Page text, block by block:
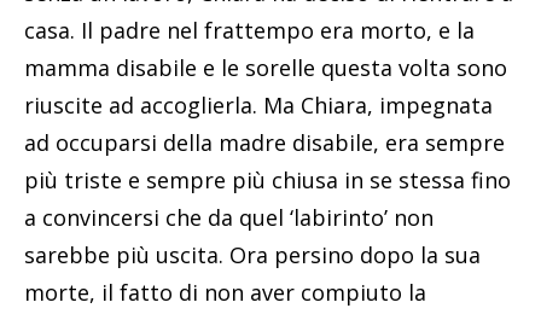
casa. Il padre nel frattempo era morto, e la
mamma disabile e le sorelle questa volta sono
riuscite ad accoglierla. Ma Chiara, impegnata
ad occuparsi della madre disabile, era sempre
più triste e sempre più chiusa in se stessa fino
a convincersi che da quel ‘labirinto’ non
sarebbe più uscita. Ora persino dopo la sua
morte, il fatto di non aver compiuto la